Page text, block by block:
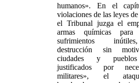
humanos». En el
violaciones de las leyes
el Tribunal juzga el
armas químicas para
sufrimientos
destrucción sin
ciudades y
justificados por
militares», el